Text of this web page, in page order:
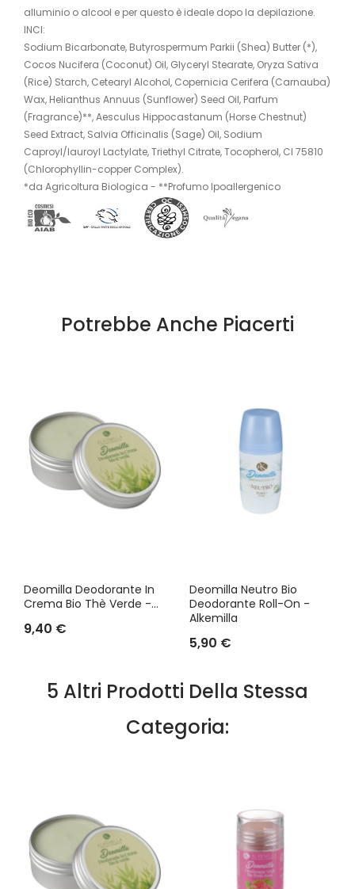
alluminio o alcool e per questo è ideale dopo la depilazione.
INCI:
Sodium Bicarbonate, Butyrospermum Parkii (Shea) Butter (*),
Cocos Nucifera (Coconut) Oil, Glyceryl Stearate, Oryza Sativa
(Rice) Starch, Cetearyl Alcohol, Copernicia Cerifera (Carnauba)
Wax, Helianthus Annuus (Sunflower) Seed Oil, Parfum
(Fragrance)**, Aesculus Hippocastanum (Horse Chestnut)
Seed Extract, Salvia Officinalis (Sage) Oil, Sodium
Caproyl/lauroyl Lactylate, Triethyl Citrate, Tocopherol, CI 75810
(Chlorophyllin-copper Complex).
*da Agricoltura Biologica - **Profumo Ipoallergenico
Potrebbe Anche Piacerti
Deomilla Deodorante In
Crema Bio Thè Verde -...
9,40 €
Deomilla Neutro Bio
Deodorante Roll-On -
Alkemilla
5,90 €
5 Altri Prodotti Della Stessa
Categoria: